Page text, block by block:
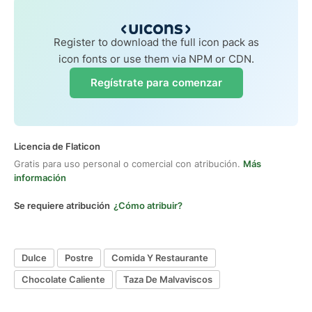
Register to download the full icon pack as
icon fonts or use them via NPM or CDN.
Regístrate para comenzar
Licencia de Flaticon
Gratis para uso personal o comercial con atribución. Más
información
Se requiere atribución ¿Cómo atribuir?
Dulce Postre
Comida Y Restaurante
Chocolate Caliente
Taza De Malvaviscos